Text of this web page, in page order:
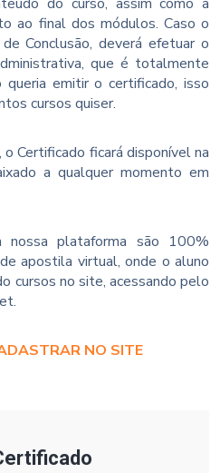
ao final dos módulos. Caso o
Conclusão, deverá efetuar o
que é totalmente
queria emitir o certificado, isso
cursos quiser.
Certificado ficará disponível na
a qualquer momento em
nossa plataforma são 100%
apostila virtual, onde o aluno
cursos no site, acessando pelo
NO SITE